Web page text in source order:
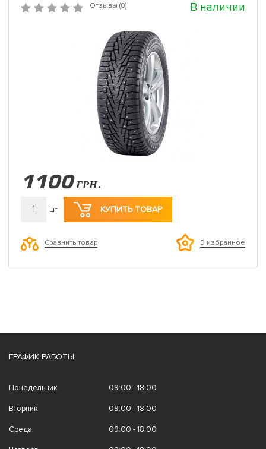
Отзывы (0) В наличии
1100 ГРН.
1 шт КУПИТЬ ТОВАР
Сравнить товар В избранное
ГРАФИК РАБОТЫ
Понедельник 09:00 - 18:00
Вторник 09:00 - 18:00
Среда 09:00 - 18:00